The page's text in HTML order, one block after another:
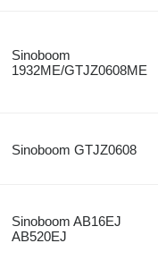
Sinoboom
1932ME/GTJZ0608ME
Sinoboom GTJZ0608
Sinoboom AB16EJ
AB520EJ